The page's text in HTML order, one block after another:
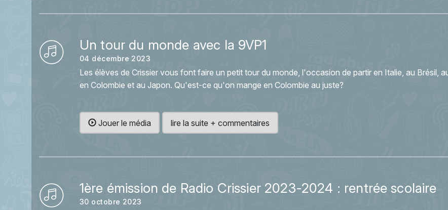
Un tour du monde avec la 9VP1
04 décembre 2023
Les élèves de Crissier vous font faire un petit tour du monde, l'occasion de partir en Italie, au Brésil,
en Colombie et au Japon. Qu'est-ce qu'on mange en Colombie au juste?
Jouer le média lire la suite + commentaires
1ère émission de Radio Crissier 2023-2024 : rentrée scolaire
30 octobre 2023